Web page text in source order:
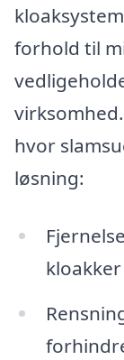
forhold til
hvor
løsning:
kloakker